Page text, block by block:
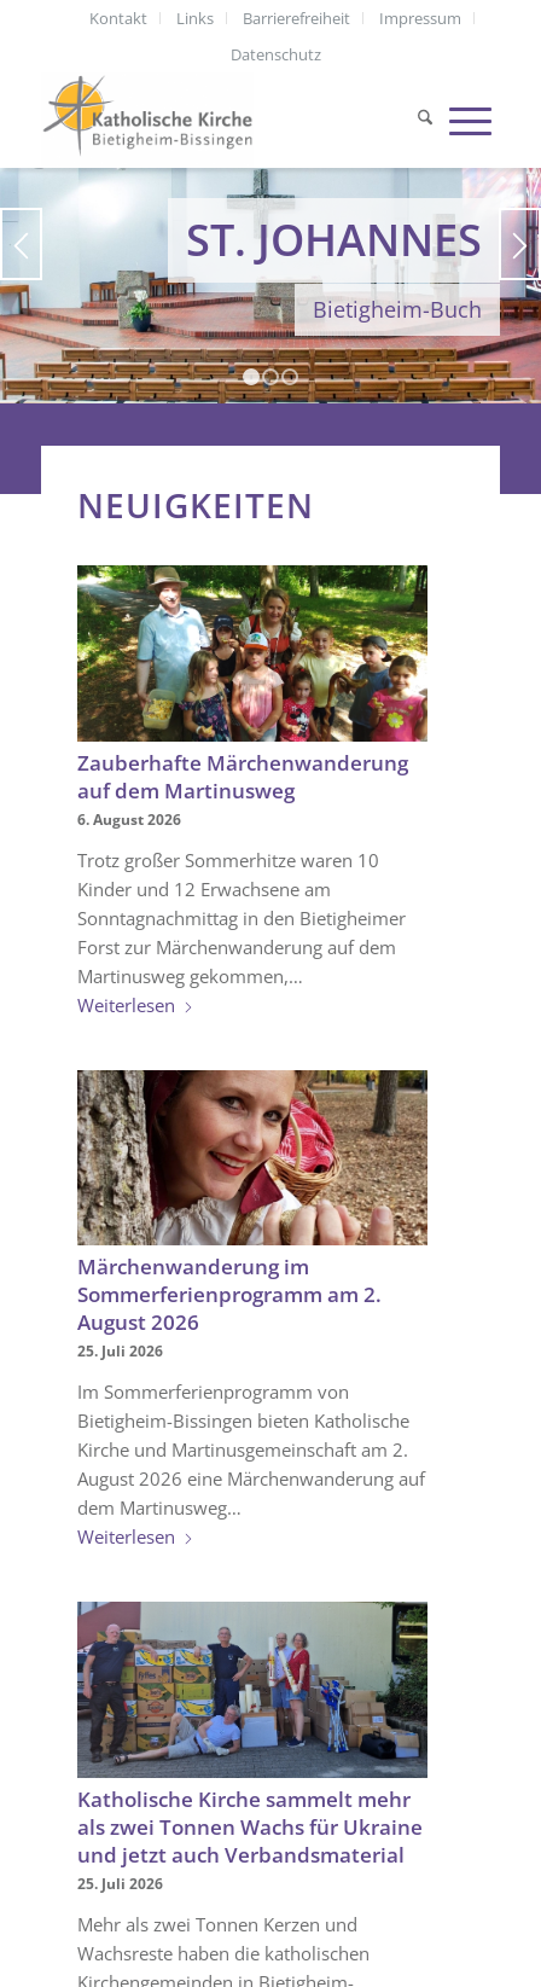
Kontakt Links Barrierefreiheit
Impressum
Datenschutz
ST. JOHANNES
Bietigheim-Buch
1 2 3
NEUIGKEITEN
Zauberhafte Märchenwanderung
auf dem Martinusweg
Trotz großer Sommerhitze waren 10
Kinder und 12 Erwachsene am
Sonntagnachmittag in den Bietigheimer
Forst zur Märchenwanderung auf dem
Martinusweg gekommen,…
Märchenwanderung im
Sommerferienprogramm am 2.
August 2026
Im Sommerferienprogramm von
Bietigheim-Bissingen bieten Katholische
Kirche und Martinusgemeinschaft am 2.
August 2026 eine Märchenwanderung auf
dem Martinusweg…
Katholische Kirche sammelt mehr
als zwei Tonnen Wachs für Ukraine
und jetzt auch Verbandsmaterial
Mehr als zwei Tonnen Kerzen und
Wachsreste haben die katholischen